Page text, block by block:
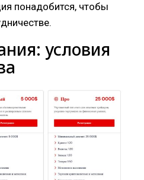
понадобится, чтобы
условия